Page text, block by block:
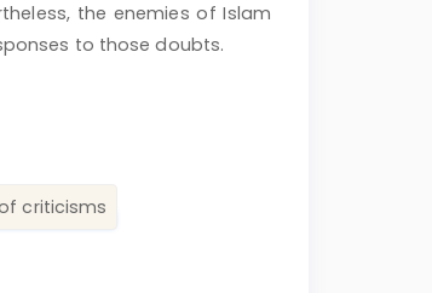
the enemies of Islam
to those doubts.
criticisms